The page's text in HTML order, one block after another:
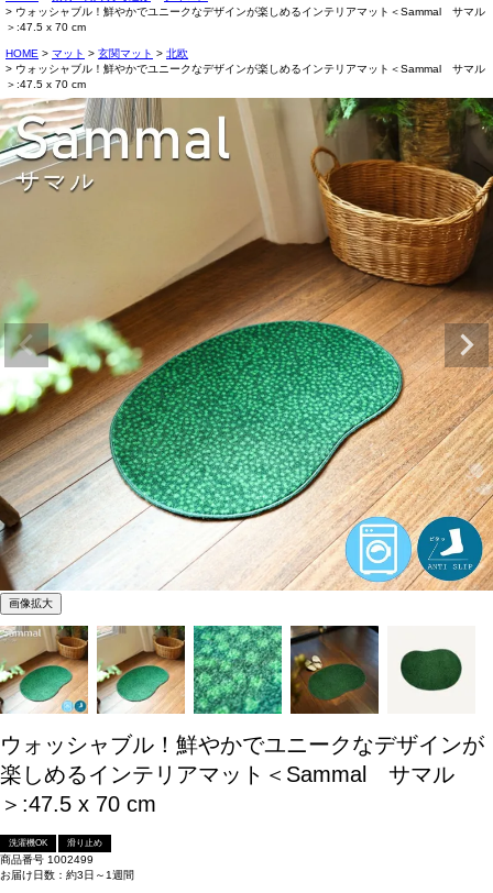
ウォッシャブル！鮮やかでユニークなデザインが楽しめるインテリアマット＜Sammal サマル
＞:47.5 x 70 cm
HOME マット 玄関マット
北欧
ウォッシャブル！鮮やかでユニークなデザインが楽しめるインテリアマット＜Sammal サマル
＞:47.5 x 70 cm
画像拡大
ウォッシャブル！鮮やかでユニークなデザインが
楽しめるインテリアマット＜Sammal サマル
＞:47.5 x 70 cm
洗濯機OK 滑り止め
商品番号 1002499
お届け日数：約3日～1週間